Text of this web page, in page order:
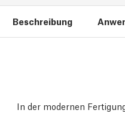
Beschreibung
In der modernen